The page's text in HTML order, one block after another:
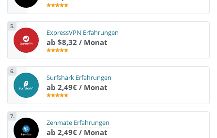
5.
ExpressVPN Erfahrungen
ab $8,32 / Monat
6.
Surfshark Erfahrungen
ab 2,49€ / Monat
7.
Zenmate Erfahrungen
ab 2,49€ / Monat